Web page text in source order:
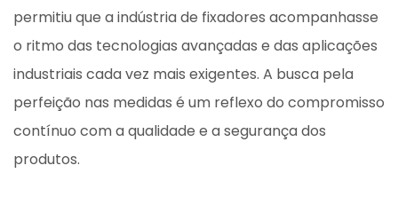
permitiu que a indústria de fixadores acompanhasse
o ritmo das tecnologias avançadas e das aplicações
industriais cada vez mais exigentes. A busca pela
perfeição nas medidas é um reflexo do compromisso
contínuo com a qualidade e a segurança dos
produtos.